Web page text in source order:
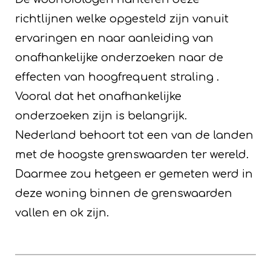
richtlijnen welke opgesteld zijn vanuit
ervaringen en naar aanleiding van
onafhankelijke onderzoeken naar de
effecten van hoogfrequent straling .
Vooral dat het onafhankelijke
onderzoeken zijn is belangrijk.
Nederland behoort tot een van de landen
met de hoogste grenswaarden ter wereld.
Daarmee zou hetgeen er gemeten werd in
deze woning binnen de grenswaarden
vallen en ok zijn.